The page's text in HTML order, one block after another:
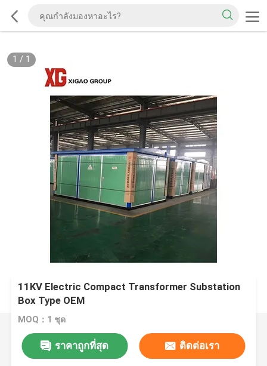
1 / 1
11KV Electric Compact Transformer Substation
Box Type OEM
MOQ：1 ชุด
ราคาถูกที่สุด ติดต่อเรา